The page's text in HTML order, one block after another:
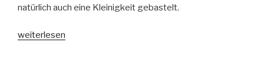
natürlich auch eine Kleinigkeit gebastelt.
„Karte
weiterlesen